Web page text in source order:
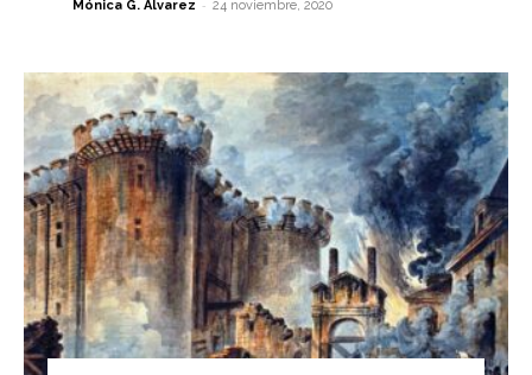
Mónica G. Álvarez - 24 noviembre, 2020